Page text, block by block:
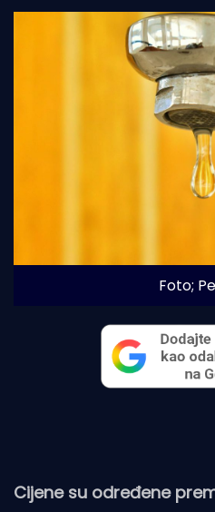
Tradicija i kultura
Foto;
Cijene su određene